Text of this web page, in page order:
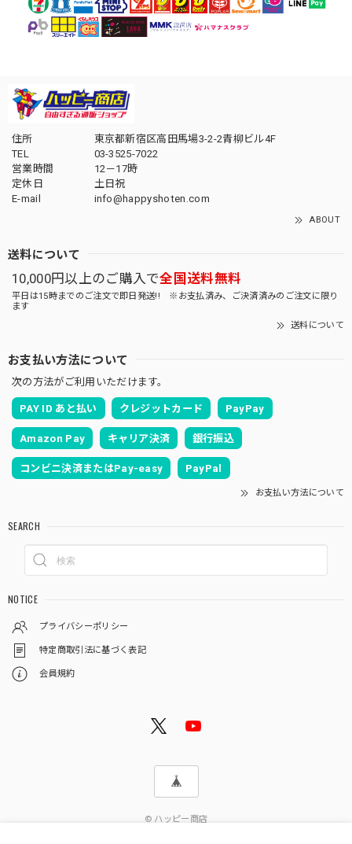
住所
東京都新宿区高田馬場3-2-2青柳ビル4F
TEL
03-3525-7022
営業時間
12－17時
定休日
土日祝
E-mail
info@happyshoten.com
ABOUT
送料について
10,000円以上のご購入で全国送料無料
平日は15時までのご注文で即日発送!! ※お支払済み、ご決済済みのご注文に限り
ます
送料について
お支払い方法について
次の方法がご利用いただけます。
PAY ID あと払い クレジットカード PayPay
Amazon Pay キャリア決済 銀行振込
コンビニ決済またはPay-easy PayPal
お支払い方法について
SEARCH
NOTICE
プライバシーポリシー
特定商取引法に基づく表記
会員規約
© ハッピー商店